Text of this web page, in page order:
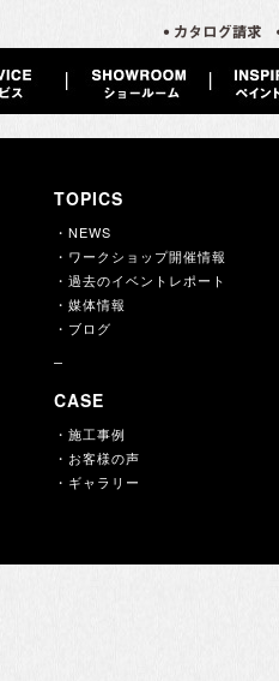
TOPICS
・NEWS
・ワークショップ開催情報
・過去のイベントレポート
・媒体情報
・ブログ
CASE
・施工事例
・お客様の声
・ギャラリー